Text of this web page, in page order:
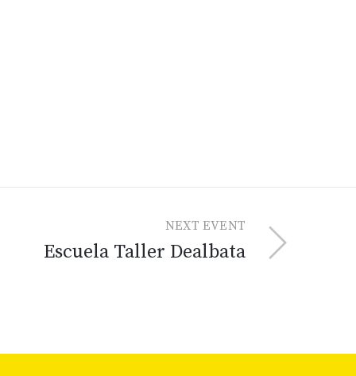
NEXT EVENT
Escuela Taller Dealbata